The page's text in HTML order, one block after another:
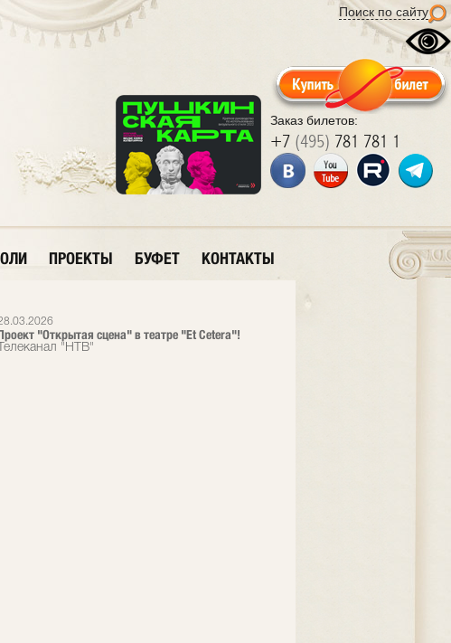
Поиск по сайту
Заказ билетов:
+7 (495) 781 781 1
ПРОЕКТЫ БУФЕТ КОНТАКТЫ
"Открытая сцена" в театре "Et Cetera"!
Телеканал "НТВ"